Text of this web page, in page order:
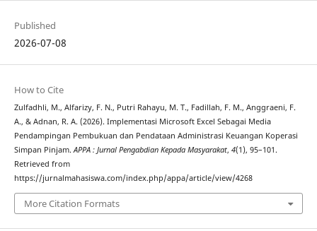
Published
2026-07-08
How to Cite
Zulfadhli, M., Alfarizy, F. N., Putri Rahayu, M. T., Fadillah, F. M., Anggraeni, F.
A., & Adnan, R. A. (2026). Implementasi Microsoft Excel Sebagai Media
Pendampingan Pembukuan dan Pendataan Administrasi Keuangan Koperasi
Simpan Pinjam.APPA : Jurnal Pengabdian Kepada Masyarakat, 4(1), 95–101.
Retrieved from
https://jurnalmahasiswa.com/index.php/appa/article/view/4268
More Citation Formats